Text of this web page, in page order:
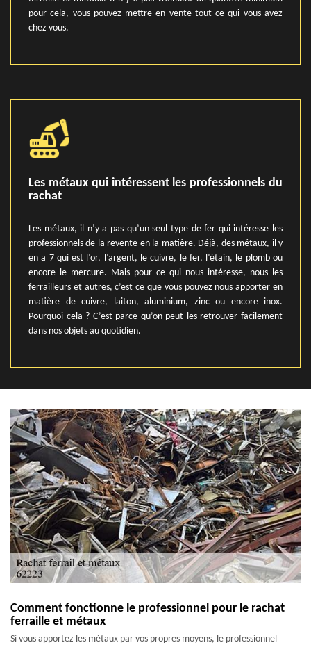
pour cela, vous pouvez mettre en vente tout ce qui vous avez
chez vous.
Les métaux qui intéressent les professionnels du
rachat
Les métaux, il n’y a pas qu’un seul type de fer qui intéresse les
professionnels de la revente en la matière. Déjà, des métaux, il y
en a 7 qui est l’or, l’argent, le cuivre, le fer, l’étain, le plomb ou
encore le mercure. Mais pour ce qui nous intéresse, nous les
ferrailleurs et autres, c’est ce que vous pouvez nous apporter en
matière de cuivre, laiton, aluminium, zinc ou encore inox.
Pourquoi cela ? C’est parce qu’on peut les retrouver facilement
dans nos objets au quotidien.
Comment fonctionne le professionnel pour le rachat
ferraille et métaux
Si vous apportez les métaux par vos propres moyens, le professionnel